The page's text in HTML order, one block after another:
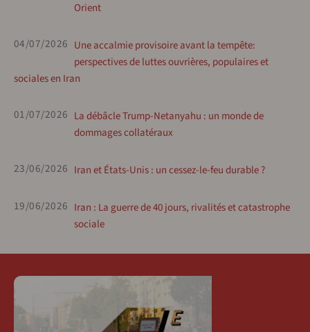
Orient
04/07/2026 Une accalmie provisoire avant la tempête:
perspectives de luttes ouvrières, populaires et
sociales en Iran
01/07/2026 La débâcle Trump-Netanyahu : un monde de
dommages collatéraux
23/06/2026 Iran et États-Unis : un cessez-le-feu durable ?
19/06/2026 Iran : La guerre de 40 jours, rivalités et catastrophe
sociale